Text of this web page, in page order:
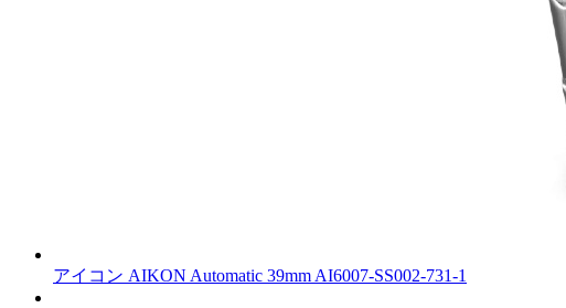
アイコン AIKON Automatic 39mm AI6007-SS002-731-1